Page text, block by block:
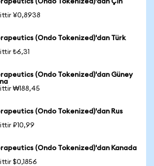
(Ondo Tokenized)'dan Çin
¥0,8938
(Ondo Tokenized)'dan Türk
₺6,31
(Ondo Tokenized)'dan Güney
₩188,45
(Ondo Tokenized)'dan Rus
₽10,99
(Ondo Tokenized)'dan Kanada
$0,1856